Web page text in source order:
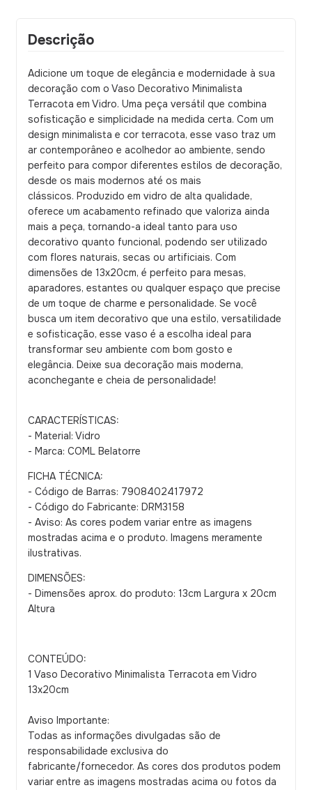
Descrição
Adicione um toque de elegância e modernidade à sua
decoração com o Vaso Decorativo Minimalista
Terracota em Vidro. Uma peça versátil que combina
sofisticação e simplicidade na medida certa. Com um
design minimalista e cor terracota, esse vaso traz um
ar contemporâneo e acolhedor ao ambiente, sendo
perfeito para compor diferentes estilos de decoração,
desde os mais modernos até os mais
clássicos. Produzido em vidro de alta qualidade,
oferece um acabamento refinado que valoriza ainda
mais a peça, tornando-a ideal tanto para uso
decorativo quanto funcional, podendo ser utilizado
com flores naturais, secas ou artificiais. Com
dimensões de 13x20cm, é perfeito para mesas,
aparadores, estantes ou qualquer espaço que precise
de um toque de charme e personalidade. Se você
busca um item decorativo que una estilo, versatilidade
e sofisticação, esse vaso é a escolha ideal para
transformar seu ambiente com bom gosto e
elegância. Deixe sua decoração mais moderna,
aconchegante e cheia de personalidade!
CARACTERÍSTICAS:
- Material: Vidro
- Marca: COML Belatorre
FICHA TÉCNICA:
- Código de Barras: 7908402417972
- Código do Fabricante: DRM3158
- Aviso: As cores podem variar entre as imagens
mostradas acima e o produto. Imagens meramente
ilustrativas.
DIMENSÕES:
- Dimensões aprox. do produto: 13cm Largura x 20cm
Altura
CONTEÚDO:
1 Vaso Decorativo Minimalista Terracota em Vidro
13x20cm
Aviso Importante:
Todas as informações divulgadas são de
responsabilidade exclusiva do
fabricante/fornecedor. As cores dos produtos podem
variar entre as imagens mostradas acima ou fotos da